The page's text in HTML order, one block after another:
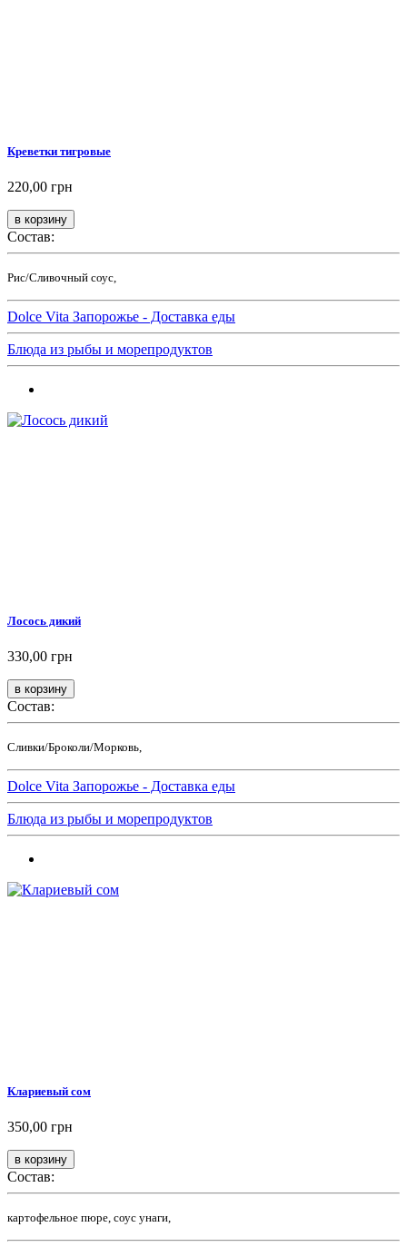
Креветки тигровые
220,00 грн
Состав:
Рис/Сливочный соус,
Dolce Vita Запорожье - Доставка еды
Блюда из рыбы и морепродуктов
Лосось дикий
330,00 грн
Состав:
Сливки/Броколи/Морковь,
Dolce Vita Запорожье - Доставка еды
Блюда из рыбы и морепродуктов
Клариевый сом
350,00 грн
Состав:
картофельное пюре, соус унаги,